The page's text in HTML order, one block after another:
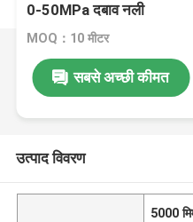
0-50MPa दबाव नली
MOQ：10 मीटर
सबसे अच्छी कीमत
उत्पाद विवरण
5000